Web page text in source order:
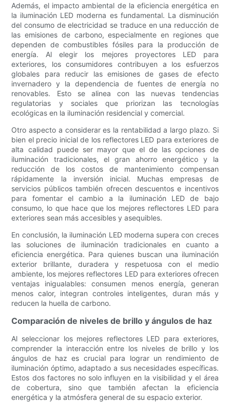
Además, el impacto ambiental de la eficiencia energética en
la iluminación LED moderna es fundamental. La disminución
del consumo de electricidad se traduce en una reducción de
las emisiones de carbono, especialmente en regiones que
dependen de combustibles fósiles para la producción de
energía. Al elegir los mejores proyectores LED para
exteriores, los consumidores contribuyen a los esfuerzos
globales para reducir las emisiones de gases de efecto
invernadero y la dependencia de fuentes de energía no
renovables. Esto se alinea con las nuevas tendencias
regulatorias y sociales que priorizan las tecnologías
ecológicas en la iluminación residencial y comercial.
Otro aspecto a considerar es la rentabilidad a largo plazo. Si
bien el precio inicial de los reflectores LED para exteriores de
alta calidad puede ser mayor que el de las opciones de
iluminación tradicionales, el gran ahorro energético y la
reducción de los costos de mantenimiento compensan
rápidamente la inversión inicial. Muchas empresas de
servicios públicos también ofrecen descuentos e incentivos
para fomentar el cambio a la iluminación LED de bajo
consumo, lo que hace que los mejores reflectores LED para
exteriores sean más accesibles y asequibles.
En conclusión, la iluminación LED moderna supera con creces
las soluciones de iluminación tradicionales en cuanto a
eficiencia energética. Para quienes buscan una iluminación
exterior brillante, duradera y respetuosa con el medio
ambiente, los mejores reflectores LED para exteriores ofrecen
ventajas inigualables: consumen menos energía, generan
menos calor, integran controles inteligentes, duran más y
reducen la huella de carbono.
Comparación de niveles de brillo y ángulos de haz
Al seleccionar los mejores reflectores LED para exteriores,
comprender la interacción entre los niveles de brillo y los
ángulos de haz es crucial para lograr un rendimiento de
iluminación óptimo, adaptado a sus necesidades específicas.
Estos dos factores no solo influyen en la visibilidad y el área
de cobertura, sino que también afectan la eficiencia
energética y la atmósfera general de su espacio exterior.